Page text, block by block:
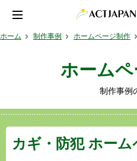
ホーム 制作事例 ホームページ制作
ホーム
制作事例
カギ・防犯 ホーム